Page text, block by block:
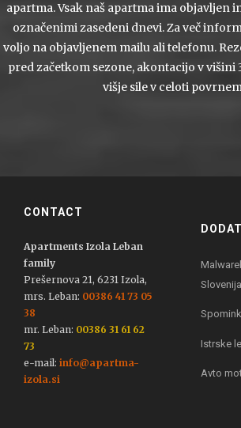
apartma. Vsak naš apartma ima objavljen
označenimi zasedeni dnevi. Za več
voljo na objavljenem mailu ali telefonu.
pred začetkom sezone, akontacijo v višini
višje sile v celoti
CONTACT
Apartments Izola Leban
family
Prešernova 21, 6231 Izola,
mrs. Leban: 00386 41 73 05
38
mr. Leban: 00386 31 61 62
73
e-mail: info@apartma-
izola.si
Slovenija
Istrske
Avto